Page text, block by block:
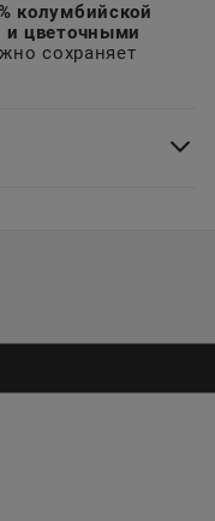
колумбийской
цветочными
сохраняет